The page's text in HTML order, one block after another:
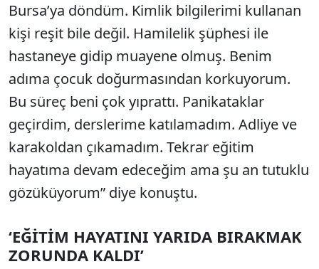
Bursa’ya döndüm. Kimlik bilgilerimi kullanan
kişi reşit bile değil. Hamilelik şüphesi ile
hastaneye gidip muayene olmuş. Benim
adıma çocuk doğurmasından korkuyorum.
Bu süreç beni çok yıprattı. Panikataklar
geçirdim, derslerime katılamadım. Adliye ve
karakoldan çıkamadım. Tekrar eğitim
hayatıma devam edeceğim ama şu an tutuklu
gözüküyorum” diye konuştu.
‘EĞİTİM HAYATINI YARIDA BIRAKMAK
ZORUNDA KALDI’